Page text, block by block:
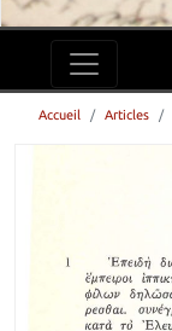
Accueil Articles